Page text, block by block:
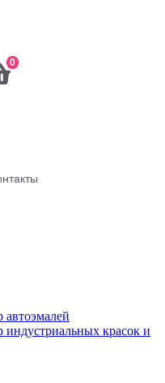
0
красок и